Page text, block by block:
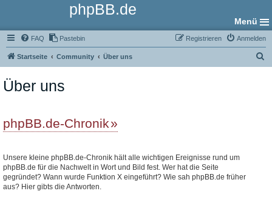
phpBB.de
Menü
FAQ Pastebin Anmelden
Registrieren
Startseite Community Über uns
Über uns
phpBB.de-Chronik
Unsere kleine phpBB.de-Chronik hält alle wichtigen Ereignisse rund um
phpBB.de für die Nachwelt in Wort und Bild fest. Wer hat die Seite
gegründet? Wann wurde Funktion X eingeführt? Wie sah phpBB.de früher
aus? Hier gibts die Antworten.